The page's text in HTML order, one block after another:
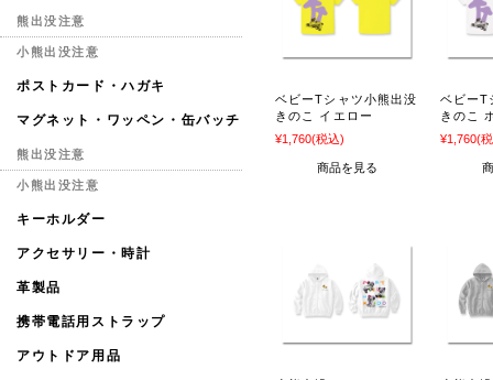
ベビーTシャツ小熊出没
きのこ イエロー
¥1,760(税込)
商品を見る
ベビーT
きのこ
¥1,760(
熊出没注意
小熊出没注意
ポストカード・ハガキ
マグネット・ワッペン・缶バッチ
熊出没注意
小熊出没注意
キーホルダー
アクセサリー・時計
革製品
携帯電話用ストラップ
アウトドア用品